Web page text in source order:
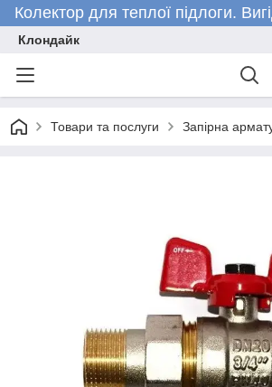
Колектор для теплої підлоги.
Клондайк
Товари та послуги Запірна